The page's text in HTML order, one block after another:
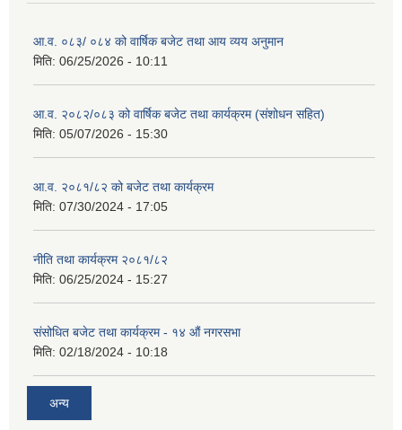
आ.व. ०८३/ ०८४ को वार्षिक बजेट तथा आय व्यय अनुमान
मिति: 06/25/2026 - 10:11
आ.व. २०८२/०८३ को वार्षिक बजेट तथा कार्यक्रम (संशोधन सहित)
मिति: 05/07/2026 - 15:30
आ.व. २०८१/८२ को बजेट तथा कार्यक्रम
मिति: 07/30/2024 - 17:05
नीति तथा कार्यक्रम २०८१/८२
मिति: 06/25/2024 - 15:27
संसोधित बजेट तथा कार्यक्रम - १४ औं नगरसभा
मिति: 02/18/2024 - 10:18
अन्य